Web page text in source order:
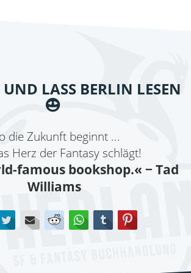
LASS BERLIN LESEN
die Zukunft beginnt ...
Herz der Fantasy schlägt!
famous bookshop.« − Tad
Williams
TwitterE-mail Reddit WhatsApp
tumblr